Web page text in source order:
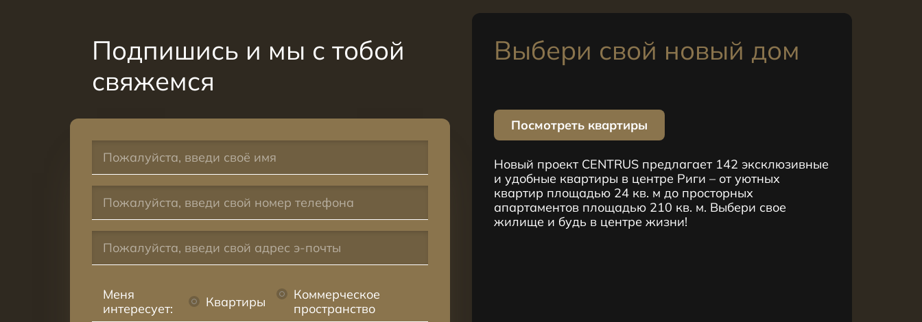
Подпишись и мы с тобой
свяжемся
Меня
интересует:
Квартиры
Коммерческое
пространство
Выбери свой новый дом
Посмотреть квартиры
Новый проект CENTRUS предлагает 142 эксклюзивные
и удобные квартиры в центре Риги – от уютных
квартир площадью 24 кв. м до просторных
апартаментов площадью 210 кв. м. Выбери свое
жилище и будь в центре жизни!